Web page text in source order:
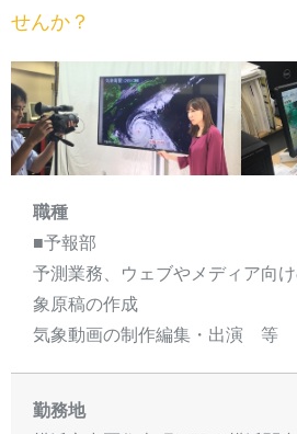
せんか？
職種
■予報部
予測業務、ウェブやメディア向
象原稿の作成
気象動画の制作編集・出演 等
勤務地